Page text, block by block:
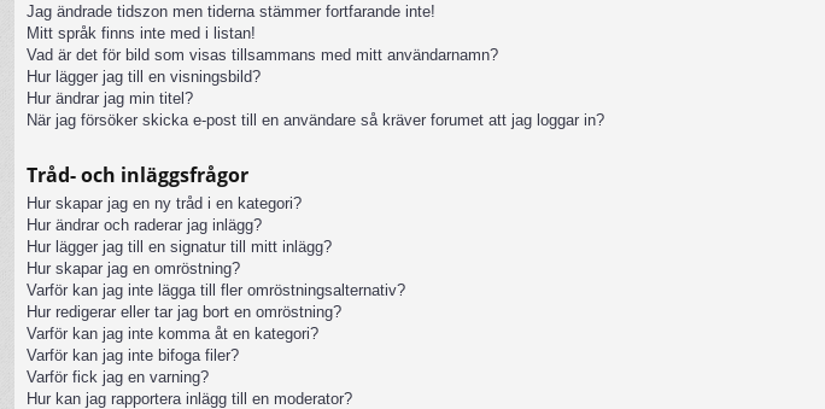
Jag ändrade tidszon men tiderna stämmer fortfarande inte!
Mitt språk finns inte med i listan!
Vad är det för bild som visas tillsammans med mitt användarnamn?
Hur lägger jag till en visningsbild?
Hur ändrar jag min titel?
När jag försöker skicka e-post till en användare så kräver forumet att jag loggar in?
Tråd- och inläggsfrågor
Hur skapar jag en ny tråd i en kategori?
Hur ändrar och raderar jag inlägg?
Hur lägger jag till en signatur till mitt inlägg?
Hur skapar jag en omröstning?
Varför kan jag inte lägga till fler omröstningsalternativ?
Hur redigerar eller tar jag bort en omröstning?
Varför kan jag inte komma åt en kategori?
Varför kan jag inte bifoga filer?
Varför fick jag en varning?
Hur kan jag rapportera inlägg till en moderator?